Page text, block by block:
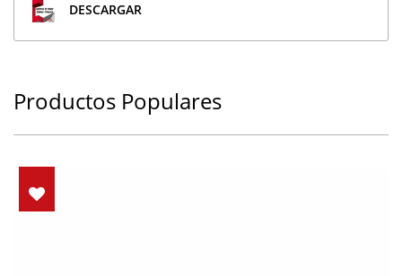
DESCARGAR
Productos Populares